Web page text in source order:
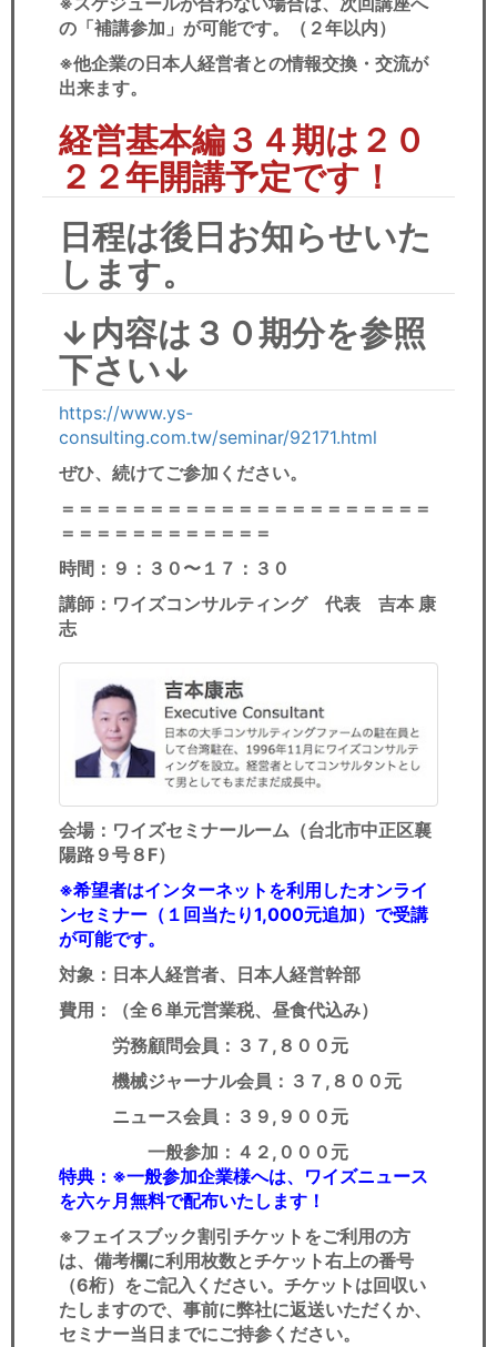
の「補講参加」が可能です。（２年以内）
※他企業の日本人経営者との情報交換・交流が
出来ます。
経営基本編３４期は２０
２２年開講予定です！
日程は後日お知らせいた
します。
↓内容は３０期分を参照
下さい↓
https://www.ys-
consulting.com.tw/seminar/92171.html
ぜひ、続けてご参加ください。
＝＝＝＝＝＝＝＝＝＝＝＝＝＝＝＝＝＝＝＝＝
＝＝＝＝＝＝＝＝＝＝＝＝
時間：９：３０〜１７：３０
講師：ワイズコンサルティング 代表 吉本 康
志
会場：ワイズセミナールーム（台北市中正区襄
陽路９号８F）
※希望者はインターネットを利用したオンライ
ンセミナー（１回当たり1,000元追加）で受講
が可能です。
対象：日本人経営者、日本人経営幹部
費用：（全６単元営業税、昼食代込み）
労務顧問会員：３７,８００元
機械ジャーナル会員：３７,８００元
ニュース会員：３９,９００元
一般参加：４２,０００元
特典：※一般参加企業様へは、ワイズニュース
を六ヶ月無料で配布いたします！
※フェイスブック割引チケットをご利用の方
は、備考欄に利用枚数とチケット右上の番号
（6桁）をご記入ください。チケットは回収い
たしますので、事前に弊社に返送いただくか、
セミナー当日までにご持参ください。